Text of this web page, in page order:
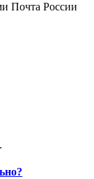
Почта России